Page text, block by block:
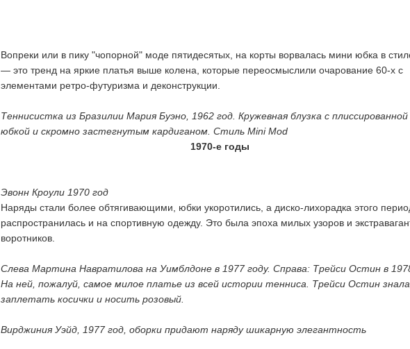
Вопреки или в пику "чопорной" моде пятидесятых, на корты ворвалась мини юбкa в
— это тренд на яркие платья выше колена, которые переосмыслили очарование 60-х с
элементами ретро-футуризма и деконструкции.
Теннисистка из Бразилии Мария Буэно, 1962 год. Кружевная блузка с плиссированной
юбкой и скромно застегнутым кардиганом. Стиль Mini Mod
1970-е годы
Эвонн Кроули 1970 год
Наряды стали более обтягивающими, юбки укоротились, а диско-лихорадка этого
распространилась и на спортивную одежду. Это была эпоха милых узоров и
воротников.
Слева Мартина Навратилова на Уимблдоне в 1977 году. Справа: Трейси Остин в
На ней, пожалуй, самое милое платье из всей истории тенниса. Трейси Остин
заплетать косички и носить розовый.
Вирджиния Уэйд, 1977 год, оборки придают наряду шикарную элегантность